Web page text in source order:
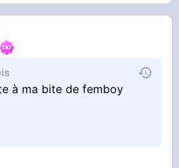
à ma bite de femboy